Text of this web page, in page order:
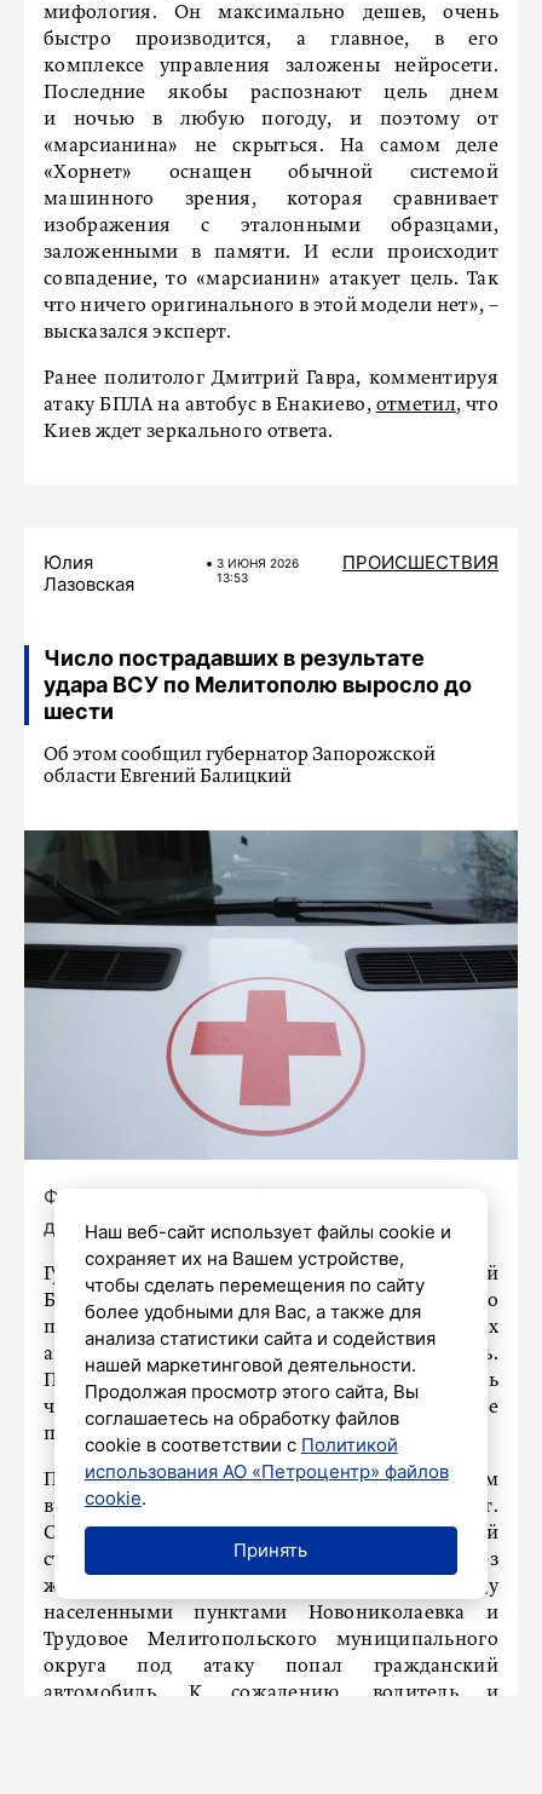
мифология. Он максимально дешев, очень
быстро производится, а главное, в его
комплексе управления заложены нейросети.
Последние якобы распознают цель днем
и ночью в любую погоду, и поэтому от
«марсианина» не скрыться. На самом деле
«Хорнет» оснащен обычной системой
машинного зрения, которая сравнивает
изображения с эталонными образцами,
заложенными в памяти. И если происходит
совпадение, то «марсианин» атакует цель. Так
что ничего оригинального в этой модели нет», –
высказался эксперт.
Ранее политолог Дмитрий Гавра, комментируя
атаку БПЛА на автобус в Енакиево, отметил, что
Киев ждет зеркального ответа.
Юлия
Лазовская
3 ИЮНЯ 2026
13:53
ПРОИСШЕСТВИЯ
Число пострадавших в результате
удара ВСУ по Мелитополю выросло до
шести
Об этом сообщил губернатор Запорожской
области Евгений Балицкий
Фото: Александр Глуз/«Петербургский
дневник»
Губернатор Запорожской области Евгений
Балицкий дополнил информацию о
последствиях атаки беспилотных летательных
аппаратов противника на город Мелитополь.
По оперативным данным, пострадали шесть
человек. Об этом глава региона заявил после
переговоров с оперативными службами.
Пострадавшие находятся под наблюдением
врачей, их жизни ничего не угрожает.
Состояние оценивается как средней и легкой
степени тяжести. Однако не обошлось без
жертв. На автомобильной дороге между
населенными пунктами Новониколаевка и
Трудовое Мелитопольского муниципального
округа под атаку попал гражданский
автомобиль. К сожалению, водитель и
Наш веб-сайт использует файлы cookie и
сохраняет их на Вашем устройстве,
чтобы сделать перемещения по сайту
более удобными для Вас, а также для
анализа статистики сайта и содействия
нашей маркетинговой деятельности.
Продолжая просмотр этого сайта, Вы
соглашаетесь на обработку файлов
cookie в соответствии с Политикой
использования АО «Петроцентр» файлов
cookie.
Принять